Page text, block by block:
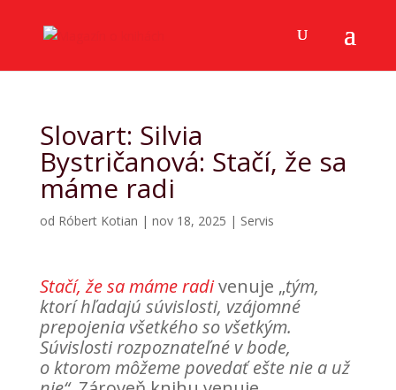
Slovart: Silvia
Bystričanová: Stačí, že sa
máme radi
od Róbert Kotian | nov 18, 2025 | Servis
Stačí, že sa máme radivenuje „tým,
ktorí hľadajú súvislosti, vzájomné
prepojenia všetkého so všetkým.
Súvislosti rozpoznateľné v bode,
o ktorom môžeme povedať ešte nie a už